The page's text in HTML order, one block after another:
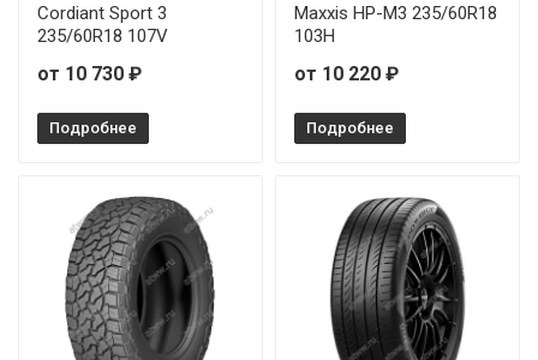
Cordiant Sport 3
235/60R18 107V
от 10 730 ₽
Подробнее
Maxxis HP-M3 235/60R18
103H
от 10 220 ₽
Подробнее